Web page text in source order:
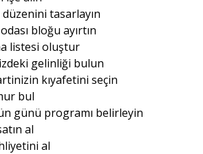
tasarlayın
bloğu ayırtın
listesi oluştur
gelinliği bulun
kıyafetini seçin
bul
günü programı belirleyin
al
al